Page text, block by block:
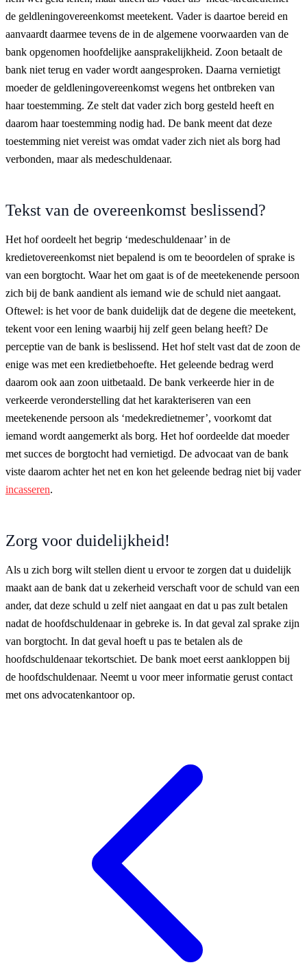
de geldleningovereenkomst meetekent. Vader is daartoe bereid en
aanvaardt daarmee tevens de in de algemene voorwaarden van de
bank opgenomen hoofdelijke aansprakelijkheid. Zoon betaalt de
bank niet terug en vader wordt aangesproken. Daarna vernietigt
moeder de geldleningovereenkomst wegens het ontbreken van
haar toestemming. Ze stelt dat vader zich borg gesteld heeft en
daarom haar toestemming nodig had. De bank meent dat deze
toestemming niet vereist was omdat vader zich niet als borg had
verbonden, maar als medeschuldenaar.
Tekst van de overeenkomst beslissend?
Het hof oordeelt het begrip ‘medeschuldenaar’ in de
kredietovereenkomst niet bepalend is om te beoordelen of sprake is
van een borgtocht. Waar het om gaat is of de meetekenende persoon
zich bij de bank aandient als iemand wie de schuld niet aangaat.
Oftewel: is het voor de bank duidelijk dat de degene die meetekent,
tekent voor een lening waarbij hij zelf geen belang heeft? De
perceptie van de bank is beslissend. Het hof stelt vast dat de zoon de
enige was met een kredietbehoefte. Het geleende bedrag werd
daarom ook aan zoon uitbetaald. De bank verkeerde hier in de
verkeerde veronderstelling dat het karakteriseren van een
meetekenende persoon als ‘medekredietnemer’, voorkomt dat
iemand wordt aangemerkt als borg. Het hof oordeelde dat moeder
met succes de borgtocht had vernietigd. De advocaat van de bank
viste daarom achter het net en kon het geleende bedrag niet bij vader
incasseren.
Zorg voor duidelijkheid!
Als u zich borg wilt stellen dient u ervoor te zorgen dat u duidelijk
maakt aan de bank dat u zekerheid verschaft voor de schuld van een
ander, dat deze schuld u zelf niet aangaat en dat u pas zult betalen
nadat de hoofdschuldenaar in gebreke is. In dat geval zal sprake zijn
van borgtocht. In dat geval hoeft u pas te betalen als de
hoofdschuldenaar tekortschiet. De bank moet eerst aankloppen bij
de hoofdschuldenaar. Neemt u voor meer informatie gerust contact
met ons advocatenkantoor op.